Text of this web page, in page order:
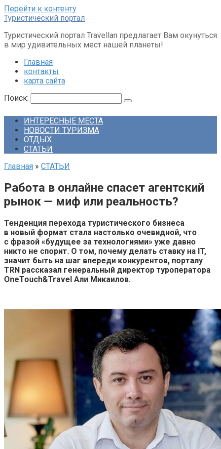
Перейти к контенту
Туристический портал
Туристический портал Travellan предлагает Вам окунуться
в мир удивительных мест нашей планеты!
Главная
контакты
карта сайта
Поиск:
ИНТЕРЕСНЫЕ МЕСТА
НОВОСТИ ТУРИЗМА
ОТДЫХ
СТАТЬИ
Главная » СТАТЬИ
Работа в онлайне спасет агентский
рынок — миф или реальность?
Тенденция перехода туристического бизнеса
в новый формат стала настолько очевидной, что
с фразой «будущее за технологиями» уже давно
никто не спорит. О том, почему делать ставку на IT,
значит быть на шаг впереди конкурентов, порталу
TRN рассказал генеральный директор туроператора
OneTouch&Travel Али Микаилов.